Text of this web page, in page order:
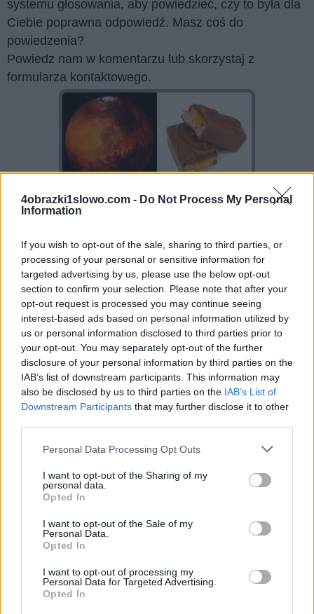
4obrazki1slowo.com - Do Not Process My Personal
Information
If you wish to opt-out of the sale, sharing to third parties, or
processing of your personal or sensitive information for
targeted advertising by us, please use the below opt-out
section to confirm your selection. Please note that after your
opt-out request is processed you may continue seeing
interest-based ads based on personal information utilized by
us or personal information disclosed to third parties prior to
your opt-out. You may separately opt-out of the further
disclosure of your personal information by third parties on the
IAB’s list of downstream participants. This information may
also be disclosed by us to third parties on the IAB’s List of
Downstream Participants that may further disclose it to other
Personal Data Processing Opt Outs
I want to opt-out of the Sharing of my
personal data.
Opted In
I want to opt-out of the Sale of my
Personal Data.
Opted In
I want to opt-out of processing my
Personal Data for Targeted Advertising.
Opted In
systemu głosowania, aby powiedzieć, czy to była dla
Ciebie poprawna odpowiedź. Masz coś do
powiedzenia?
Powiedz nam w komentarzu lub skorzystaj z
formularza kontaktowego.
Prawa autorskie do zdjęć:
Natalia Rashevskaya/stock.adobe.com
Liaurinko/stock.adobe.com